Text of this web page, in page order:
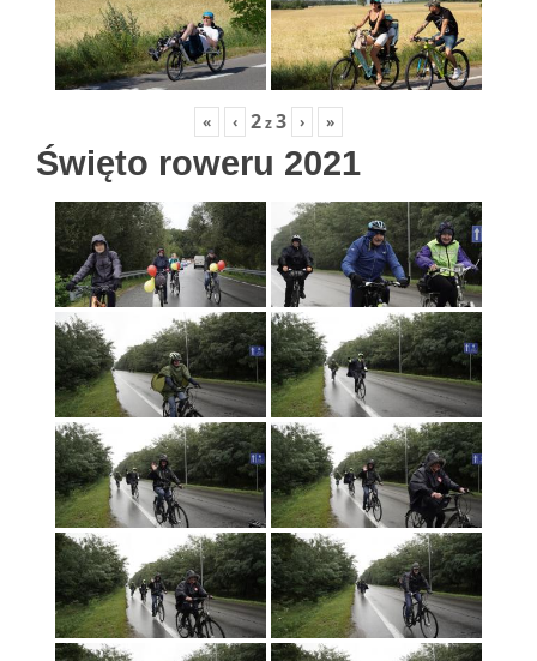
« ‹ 2z3 › »
Święto roweru 2021